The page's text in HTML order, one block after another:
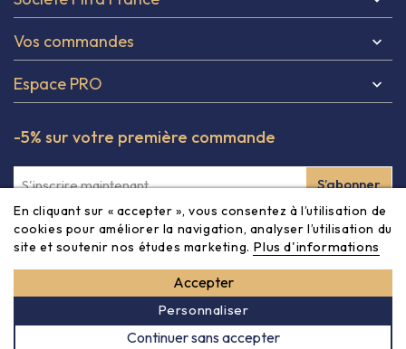
Vos commandes 
Espace PRO 
-5% sur votre première commande
Inscrivez-vous à notre newsletter et obtenez -5% à partir
de 80€ sur votre première commande ! Vous pouvez vous
désinscrire à tout moment via les informations de contact
dans les CGV du site.
En cliquant sur « accepter », vous consentez à l’utilisation de
cookies pour améliorer la navigation, analyser l’utilisation du
site et soutenir nos études marketing. Plus d'informations
Continuer sans accepter
Accepter
Personnaliser